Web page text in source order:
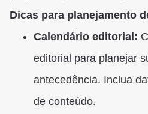
Dicas para planejamento
Calendário editorial:
editorial para planejar
antecedência. Inclua
de conteúdo.